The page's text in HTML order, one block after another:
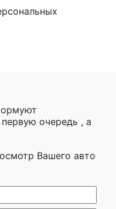
очередь , а
Вашего авто